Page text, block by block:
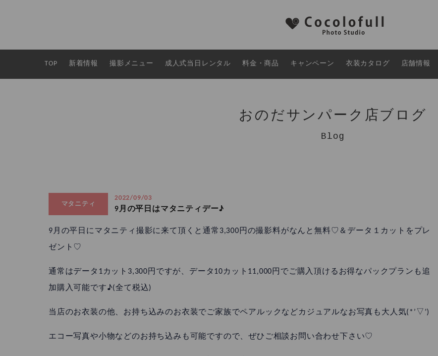
TOP 新着情報 撮影メニュー 成人式当日レンタル 料金・商品 キャンペーン 衣装カタログ 店舗情報
おのだサンパーク店ブログ
Blog
マタニティ
2022/09/03
9月の平日はマタニティデー♪
9月の平日にマタニティ撮影に来て頂くと通常3,300円の撮影料がなんと無料♡＆データ１カットをプレ
ゼント♡
通常はデータ1カット3,300円ですが、データ10カット11,000円でご購入頂けるお得なパックプランも追
加購入可能です♪(全て税込)
当店のお衣装の他、お持ち込みのお衣装でご家族でペアルックなどカジュアルなお写真も大人気(*’▽’)
エコー写真や小物などのお持ち込みも可能ですので、ぜひご相談お問い合わせ下さい♡